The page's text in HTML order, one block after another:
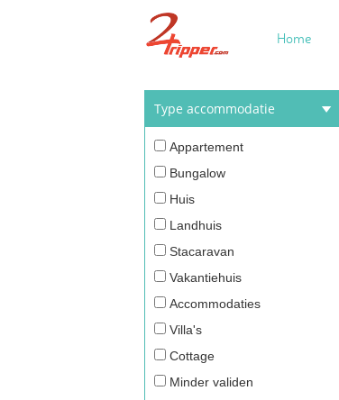
Home
Type accommodatie
Appartement
Bungalow
Huis
Landhuis
Stacaravan
Vakantiehuis
Accommodaties
Villa's
Cottage
Minder validen